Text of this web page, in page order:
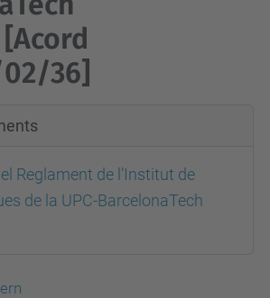
[Acord
36]
Reglament de l’Institut de
de la UPC-BarcelonaTech